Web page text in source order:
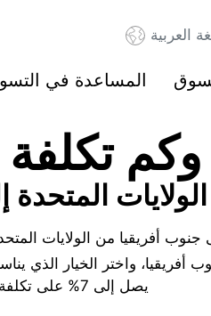
العربية
المساعدة في
وكم
المتحدة
أفريقيا من الولايات
واختر الخيار الذي
يصل إلى 7% على تكلفة خدمات الشحن.